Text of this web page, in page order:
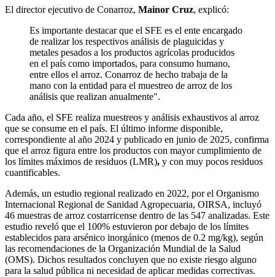
El director ejecutivo de Conarroz, Mainor Cruz, explicó:
Es importante destacar que el SFE es el ente encargado
de realizar los respectivos análisis de plaguicidas y
metales pesados a los productos agrícolas producidos
en el país como importados, para consumo humano,
entre ellos el arroz. Conarroz de hecho trabaja de la
mano con la entidad para el muestreo de arroz de los
análisis que realizan anualmente".
Cada año, el SFE realiza muestreos y análisis exhaustivos al arroz
que se consume en el país. El último informe disponible,
correspondiente al año 2024 y publicado en junio de 2025, confirma
que el arroz figura entre los productos con mayor cumplimiento de
los límites máximos de residuos (LMR), y con muy pocos residuos
cuantificables.
Además, un estudio regional realizado en 2022, por el Organismo
Internacional Regional de Sanidad Agropecuaria, OIRSA, incluyó
46 muestras de arroz costarricense dentro de las 547 analizadas. Este
estudio reveló que el 100% estuvieron por debajo de los límites
establecidos para arsénico inorgánico (menos de 0.2 mg/kg), según
las recomendaciones de la Organización Mundial de la Salud
(OMS). Dichos resultados concluyen que no existe riesgo alguno
para la salud pública ni necesidad de aplicar medidas correctivas.